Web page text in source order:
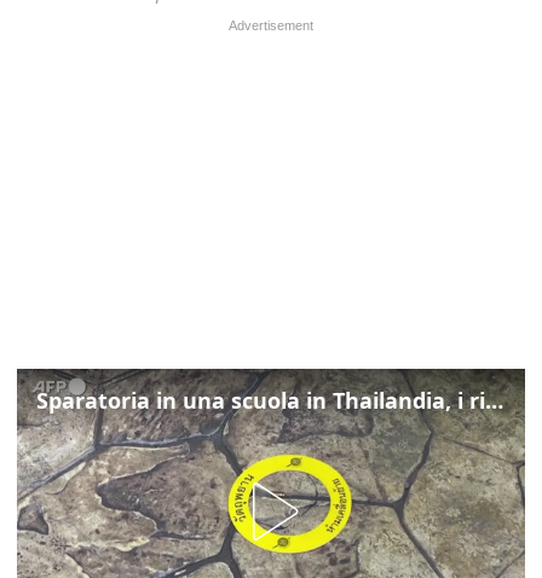
Sparatoria in una scuola in Thailandia, i rilievi della polizia